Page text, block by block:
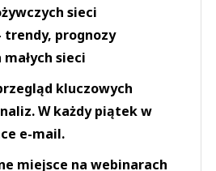
sieci
trendy, prognozy
sieci
kluczowych
W każdy piątek w
e-mail.
miejsce na webinarach